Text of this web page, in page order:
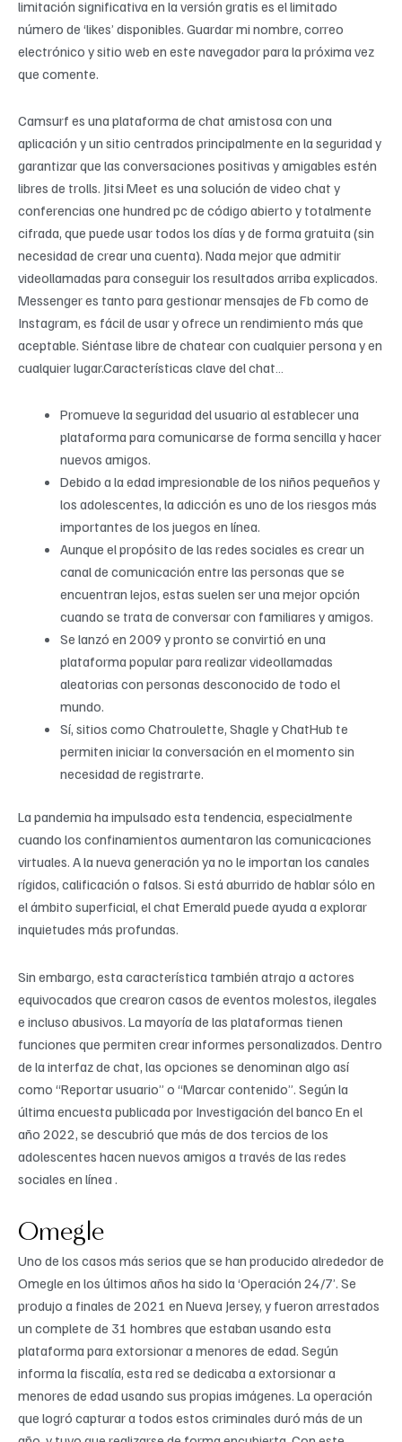
limitación significativa en la versión gratis es el limitado
número de ‘likes’ disponibles. Guardar mi nombre, correo
electrónico y sitio web en este navegador para la próxima vez
que comente.
Camsurf es una plataforma de chat amistosa con una
aplicación y un sitio centrados principalmente en la seguridad y
garantizar que las conversaciones positivas y amigables estén
libres de trolls. Jitsi Meet es una solución de video chat y
conferencias one hundred pc de código abierto y totalmente
cifrada, que puede usar todos los días y de forma gratuita (sin
necesidad de crear una cuenta). Nada mejor que admitir
videollamadas para conseguir los resultados arriba explicados.
Messenger es tanto para gestionar mensajes de Fb como de
Instagram, es fácil de usar y ofrece un rendimiento más que
aceptable. Siéntase libre de chatear con cualquier persona y en
cualquier lugar.Características clave del chat…
Promueve la seguridad del usuario al establecer una
plataforma para comunicarse de forma sencilla y hacer
nuevos amigos.
Debido a la edad impresionable de los niños pequeños y
los adolescentes, la adicción es uno de los riesgos más
importantes de los juegos en línea.
Aunque el propósito de las redes sociales es crear un
canal de comunicación entre las personas que se
encuentran lejos, estas suelen ser una mejor opción
cuando se trata de conversar con familiares y amigos.
Se lanzó en 2009 y pronto se convirtió en una
plataforma popular para realizar videollamadas
aleatorias con personas desconocido de todo el
mundo.
Sí, sitios como Chatroulette, Shagle y ChatHub te
permiten iniciar la conversación en el momento sin
necesidad de registrarte.
La pandemia ha impulsado esta tendencia, especialmente
cuando los confinamientos aumentaron las comunicaciones
virtuales. A la nueva generación ya no le importan los canales
rígidos, calificación o falsos. Si está aburrido de hablar sólo en
el ámbito superficial, el chat Emerald puede ayuda a explorar
inquietudes más profundas.
Sin embargo, esta característica también atrajo a actores
equivocados que crearon casos de eventos molestos, ilegales
e incluso abusivos. La mayoría de las plataformas tienen
funciones que permiten crear informes personalizados. Dentro
de la interfaz de chat, las opciones se denominan algo así
como “Reportar usuario” o “Marcar contenido”. Según la
última encuesta publicada por Investigación del banco En el
año 2022, se descubrió que más de dos tercios de los
adolescentes hacen nuevos amigos a través de las redes
sociales en línea .
Omegle
Uno de los casos más serios que se han producido alrededor de
Omegle en los últimos años ha sido la ‘Operación 24/7’. Se
produjo a finales de 2021 en Nueva Jersey, y fueron arrestados
un complete de 31 hombres que estaban usando esta
plataforma para extorsionar a menores de edad. Según
informa la fiscalía, esta red se dedicaba a extorsionar a
menores de edad usando sus propias imágenes. La operación
que logró capturar a todos estos criminales duró más de un